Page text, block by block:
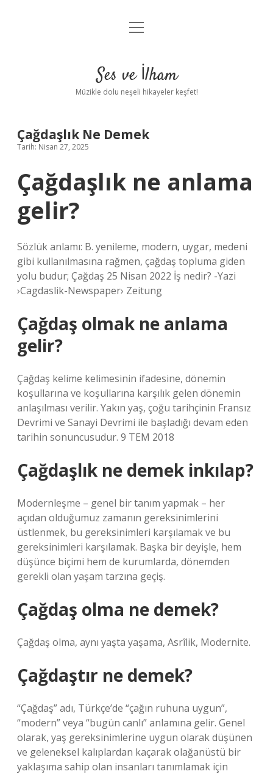
Anasayfa
Yasal Uyarı
menüyü
Ses ve İlham
Müzikle dolu neşeli hikayeler keşfet!
Çağdaşlık Ne Demek
Tarih: Nisan 27, 2025
Çağdaşlık ne anlama
gelir?
Sözlük anlamı: B. yenileme, modern, uygar, medeni
gibi kullanılmasına rağmen, çağdaş topluma giden
yolu budur; Çağdaş 25 Nisan 2022 İş nedir? -Yazi
›Cagdaslik-Newspaper› Zeitung
Çağdaş olmak ne anlama
gelir?
Çağdaş kelime kelimesinin ifadesine, dönemin
koşullarına ve koşullarına karşılık gelen dönemin
anlaşılması verilir. Yakın yaş, çoğu tarihçinin Fransız
Devrimi ve Sanayi Devrimi ile başladığı devam eden
tarihin sonuncusudur. 9 TEM 2018
Çağdaşlık ne demek inkılap?
Modernleşme – genel bir tanım yapmak – her
açıdan olduğumuz zamanın gereksinimlerini
üstlenmek, bu gereksinimleri karşılamak ve bu
gereksinimleri karşılamak. Başka bir deyişle, hem
düşünce biçimi hem de kurumlarda, dönemden
gerekli olan yaşam tarzına geçiş.
Çağdaş olma ne demek?
Çağdaş olma, aynı yaşta yaşama, Asrîlik, Modernite.
Çağdaştır ne demek?
“Çağdaş” adı, Türkçe’de “çağın ruhuna uygun”,
“modern” veya “bugün canlı” anlamına gelir. Genel
olarak, yaş gereksinimlerine uygun olarak düşünen
ve geleneksel kalıplardan kaçarak olağanüstü bir
yaklaşıma sahip olan insanları tanımlamak için